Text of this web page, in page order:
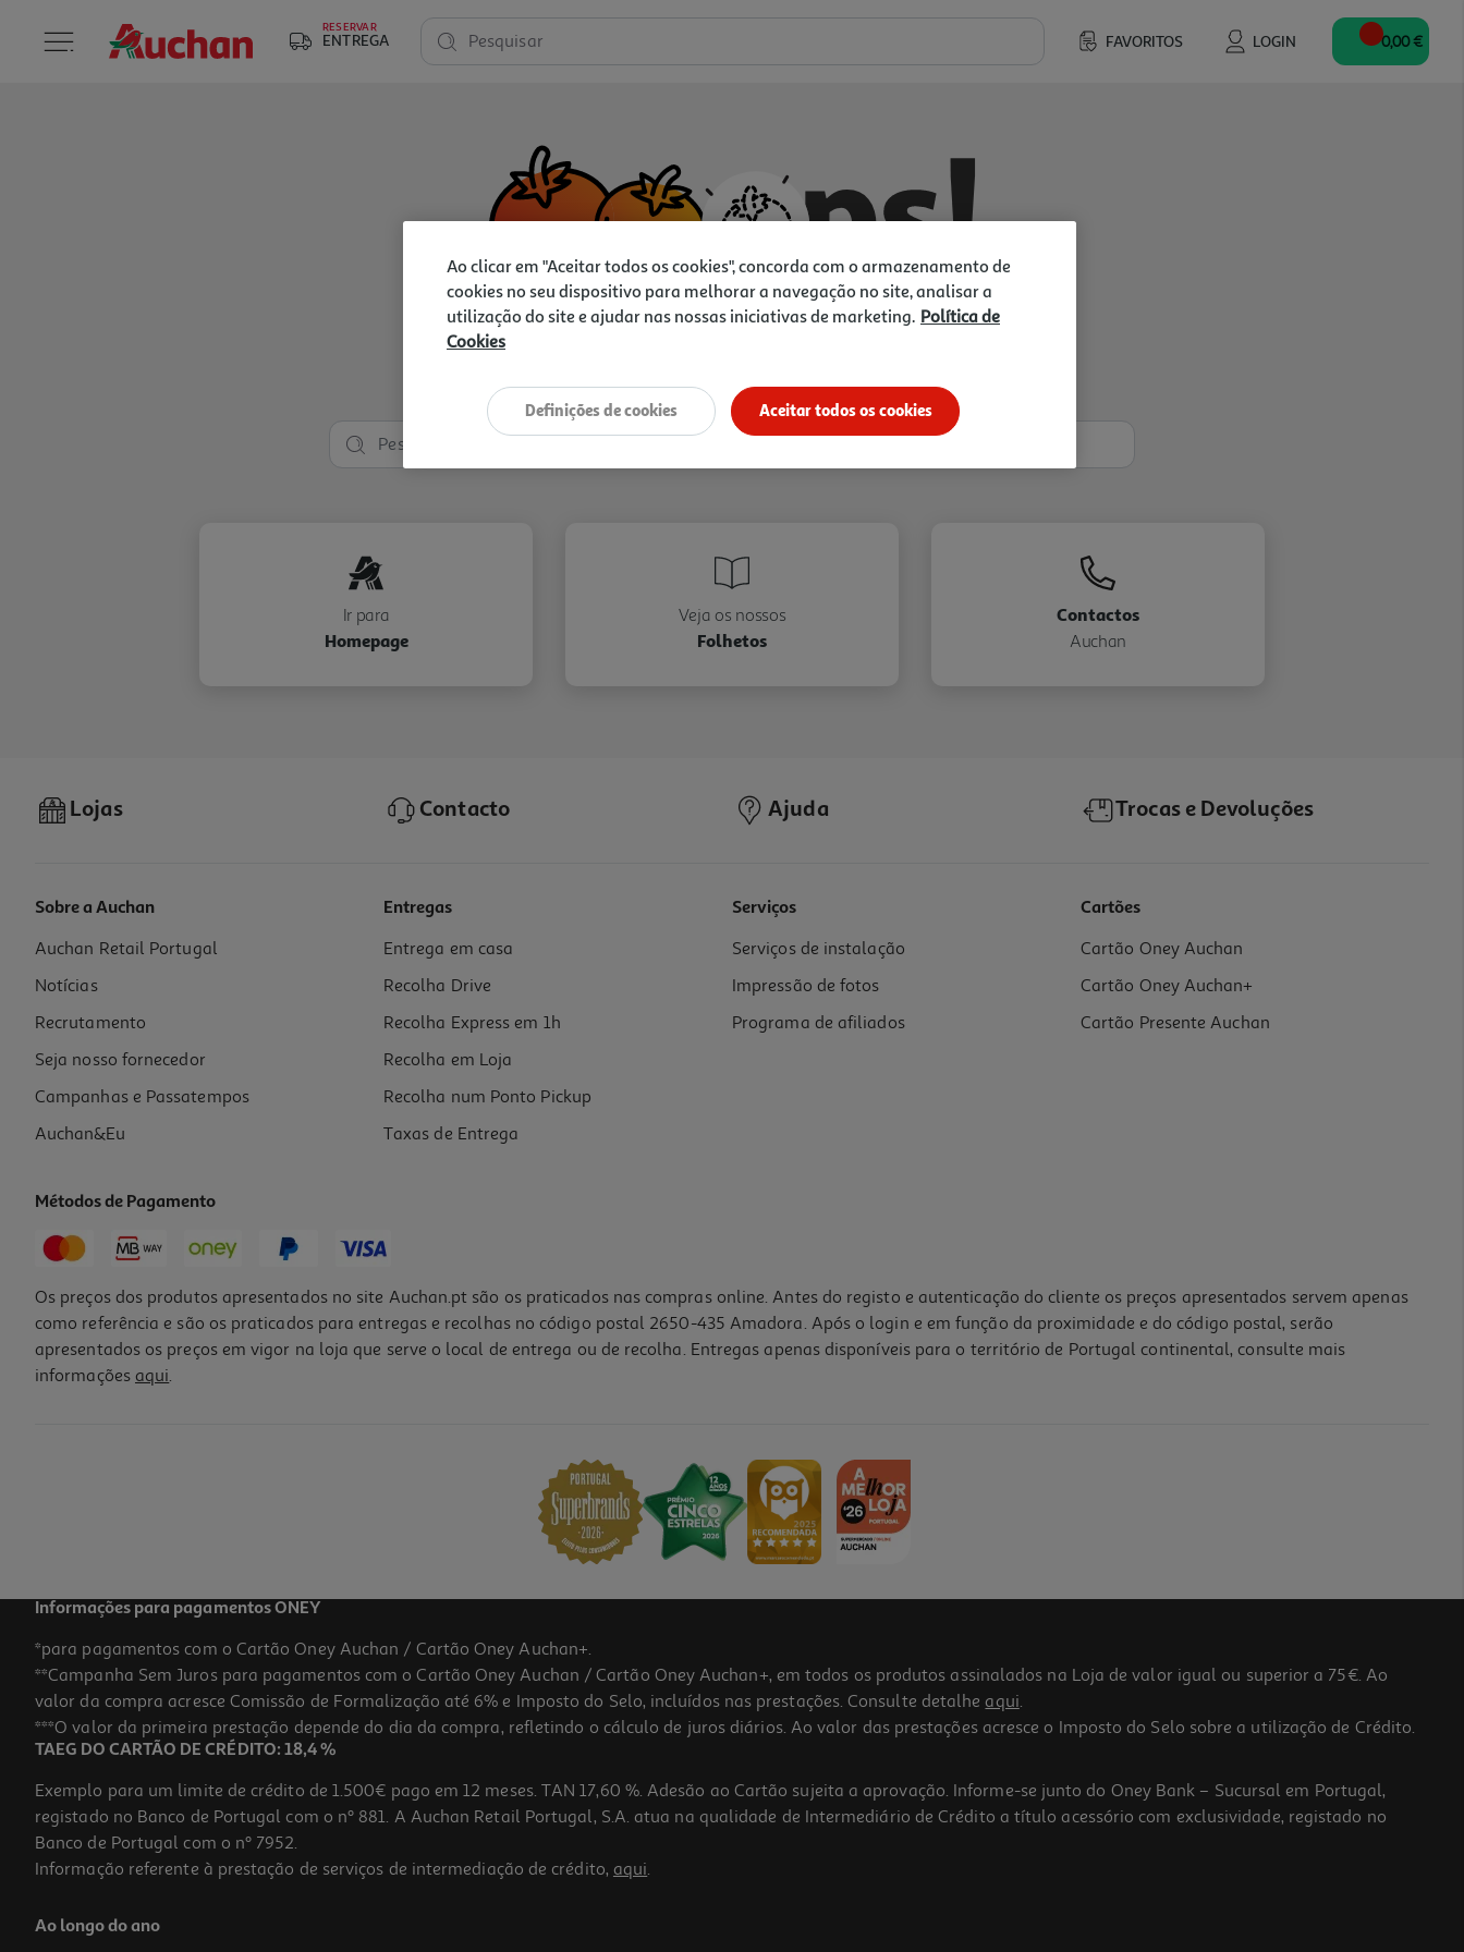
RESERVAR
ENTREGA FAVORITOS LOGIN
Pesquisar 0,00 €
Vamos tentar de novo?
Ir para
Homepage
Veja os nossos
Folhetos
Contactos
Auchan
Lojas Contacto Ajuda Trocas e Devoluções
Sobre a Auchan
Auchan Retail Portugal
Notícias
Recrutamento
Seja nosso fornecedor
Campanhas e Passatempos
Auchan&Eu
Entregas
Entrega em casa
Recolha Drive
Recolha Express em 1h
Recolha em Loja
Recolha num Ponto Pickup
Taxas de Entrega
Serviços
Serviços de instalação
Impressão de fotos
Programa de afiliados
Cartões
Cartão Oney Auchan
Cartão Oney Auchan+
Cartão Presente Auchan
Métodos de Pagamento
Os preços dos produtos apresentados no site Auchan.pt são os praticados nas compras online. Antes do registo e autenticação do cliente os preços apresentados servem apenas
como referência e são os praticados para entregas e recolhas no código postal 2650-435 Amadora. Após o login e em função da proximidade e do código postal, serão
apresentados os preços em vigor na loja que serve o local de entrega ou de recolha. Entregas apenas disponíveis para o território de Portugal continental, consulte mais
informações aqui.
Informações para pagamentos ONEY
*para pagamentos com o Cartão Oney Auchan / Cartão Oney Auchan+.
**Campanha Sem Juros para pagamentos com o Cartão Oney Auchan / Cartão Oney Auchan+, em todos os produtos assinalados na Loja de valor igual ou superior a 75€. Ao
valor da compra acresce Comissão de Formalização até 6% e Imposto do Selo, incluídos nas prestações. Consulte detalhe aqui.
***O valor da primeira prestação depende do dia da compra, refletindo o cálculo de juros diários. Ao valor das prestações acresce o Imposto do Selo sobre a utilização de Crédito.
TAEG DO CARTÃO DE CRÉDITO: 18,4 %
Exemplo para um limite de crédito de 1.500€ pago em 12 meses. TAN 17,60 %. Adesão ao Cartão sujeita a aprovação. Informe-se junto do Oney Bank – Sucursal em Portugal,
registado no Banco de Portugal com o nº 881. A Auchan Retail Portugal, S.A. atua na qualidade de Intermediário de Crédito a título acessório com exclusividade, registado no
Banco de Portugal com o nº 7952.
Informação referente à prestação de serviços de intermediação de crédito, aqui.
Ao longo do ano
Ao clicar em "Aceitar todos os cookies", concorda com o armazenamento de
cookies no seu dispositivo para melhorar a navegação no site, analisar a
utilização do site e ajudar nas nossas iniciativas de marketing. Política de
Cookies
Aceitar todos os cookies
Definições de cookies